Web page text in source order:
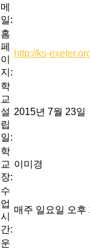
메
일:
홈
페
이
지:
http://ks-
학
교
설
립
일:
2015년 7월 23일
학
교
장:
이미경
수
업
시
간:
매주 일요일 오후
운